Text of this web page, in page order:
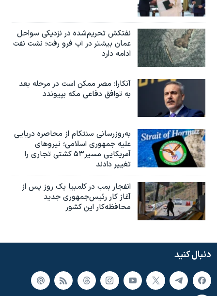
نفتکش تحریم‌شده در نزدیکی سواحل
عمان بیشتر در آب فرو رفت؛ نشت نفت
ادامه دارد
آنکارا: مصر ممکن است در مرحله بعد
به توافق دفاعی مکه بپیوندد
به‌روزرسانی سنتکام از محاصره دریایی
علیه جمهوری اسلامی؛ نیروهای
آمریکایی مسیر۵۳ کشتی تجاری را
تغییر دادند
انفجار بمب‌‌ در کلمبیا یک روز پس از
آغاز کار رئیس‌جمهوری جدید
محافظه‌کار این کشور
دنبال کنید